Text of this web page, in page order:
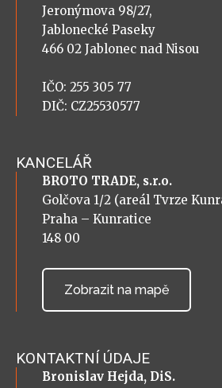
Jeronýmova 98/27,
Jablonecké Paseky
466 02 Jablonec nad Nisou
IČO: 255 305 77
DIČ: CZ25530577
KANCELÁŘ
BROTO TRADE, s.r.o.
Golčova 1/2 (areál Tvrze
Praha – Kunratice
148 00
Zobrazit na mapě
KONTAKTNÍ ÚDAJE
Bronislav Hejda, DiS.